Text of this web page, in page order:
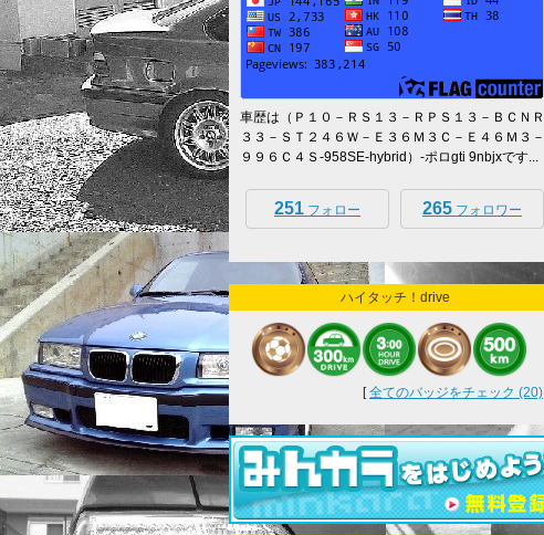
車歴は（Ｐ１０－ＲＳ１３－ＲＰＳ１３－ＢＣＮＲ
３３－ＳＴ２４６Ｗ－Ｅ３６Ｍ３Ｃ－Ｅ４６Ｍ３－
９９６Ｃ４Ｓ-958SE-hybrid）-ポロgti 9nbjxです...
251 フォロー 265 フォロワー
ハイタッチ！drive
[全てのバッジをチェック (20)